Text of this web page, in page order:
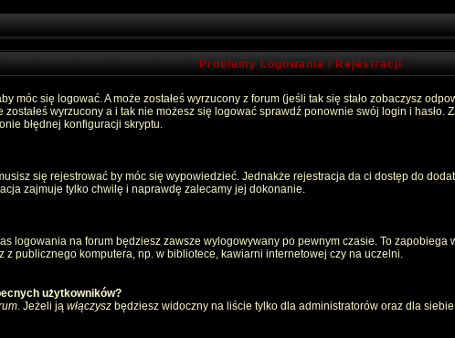
Problemy Logowania i Rejestracji
móc się logować. A może zostałeś wyrzucony z forum (jeśli tak się stało zobaczysz
wyrzucony a i tak nie możesz się logować sprawdź ponownie swój login i hasło.
błędnej konfiguracji skryptu.
się rejestrować by móc się wypowiedzieć. Jednakże rejestracja da ci dostęp do
zajmuje tylko chwilę i naprawdę zalecamy jej dokonanie.
logowania na forum będziesz zawsze wylogowywany po pewnym czasie. To
publicznego komputera, np. w bibliotece, kawiarni internetowej czy na uczelni.
użytkowników?
. Jeżeli ją włączysz będziesz widoczny na liście tylko dla administratorów oraz dla